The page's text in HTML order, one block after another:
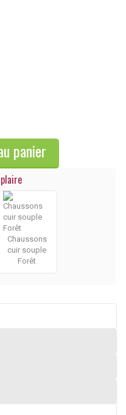
panier
Chaussons
cuir souple
Forêt